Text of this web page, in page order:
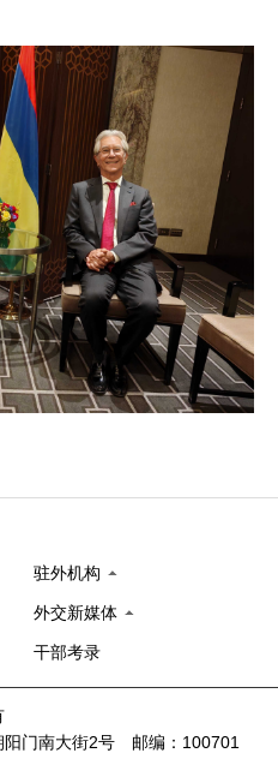
驻外机构
外交新媒体
干部考录
阳门南大街2号 邮编：100701